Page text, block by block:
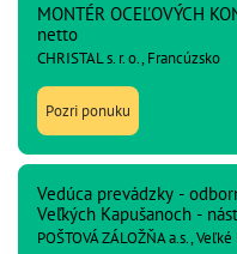
MONTÉR OCEĽOVÝCH
netto
CHRISTAL s. r. o., Francúzsko
Pozri ponuku
Vedúca prevádzky -
Veľkých Kapušanoch -
POŠTOVÁ ZÁLOŽŇA a.s.,